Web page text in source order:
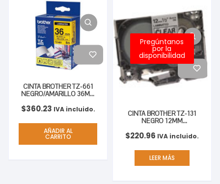
CINTA BROTHER TZ-661
NEGRO/AMARILLO 36MM
$360.23 IVA incluido.
AÑADIR AL
CARRITO
Pregúntanos
por la
disponibilidad
CINTA BROTHER TZ-131
NEGRO 12MM
$220.96 IVA incluido.
LEER MÁS